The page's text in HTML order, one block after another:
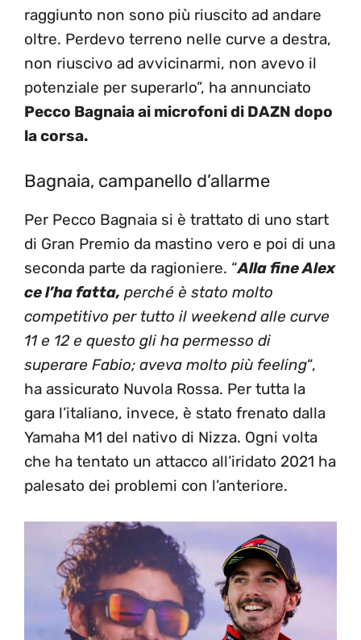
raggiunto non sono più riuscito ad andare
oltre. Perdevo terreno nelle curve a destra,
non riuscivo ad avvicinarmi, non avevo il
potenziale per superarlo”, ha annunciato
Pecco Bagnaia ai microfoni di DAZN dopo
la corsa.
Bagnaia, campanello d’allarme
Per Pecco Bagnaia si è trattato di uno start
di Gran Premio da mastino vero e poi di una
seconda parte da ragioniere. “Alla fine Alex
ce l’ha fatta, perché è stato molto
competitivo per tutto il weekend alle curve
11 e 12 e questo gli ha permesso di
superare Fabio; aveva molto più feeling“,
ha assicurato Nuvola Rossa. Per tutta la
gara l’italiano, invece, è stato frenato dalla
Yamaha M1 del nativo di Nizza. Ogni volta
che ha tentato un attacco all’iridato 2021 ha
palesato dei problemi con l’anteriore.